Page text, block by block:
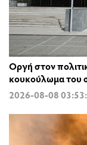
Οργή στον
κουκούλωμα του
2026-08-08